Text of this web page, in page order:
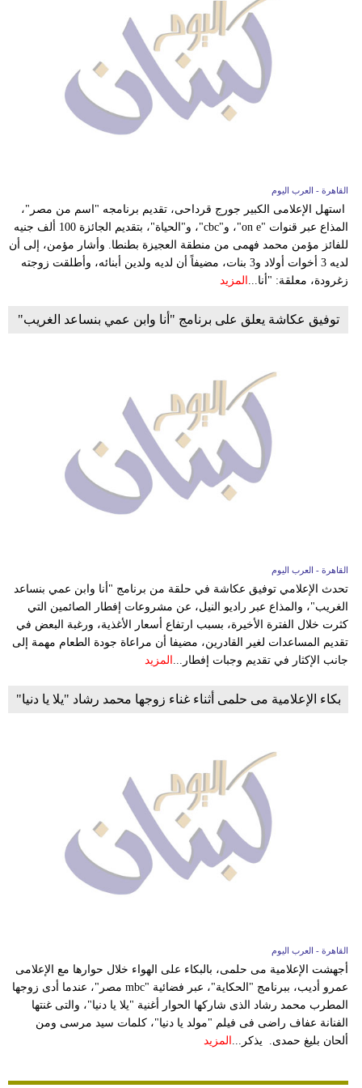
القاهرة - العرب اليوم
استهل الإعلامى الكبير جورج قرداحى، تقديم برنامجه "اسم من مصر"،
المذاع عبر قنوات "on e"، و"cbc"، و"الحياة"، بتقديم الجائزة 100 ألف جنيه
للفائز مؤمن محمد فهمى من منطقة العجيزة بطنطا. وأشار مؤمن، إلى أن
لديه 3 أخوات أولاد و3 بنات، مضيفاً أن لديه ولدين أبنائه، وأطلقت زوجته
زغرودة، معلقة: "أنا... المزيد
توفيق عكاشة يعلق على برنامج "أنا وابن عمي بنساعد الغريب"
القاهرة - العرب اليوم
تحدث الإعلامي توفيق عكاشة في حلقة من برنامج "أنا وابن عمي بنساعد
الغريب"، والمذاع عبر راديو النيل، عن مشروعات إفطار الصائمين التي
كثرت خلال الفترة الأخيرة، بسبب ارتفاع أسعار الأغذية، ورغبة البعض في
تقديم المساعدات لغير القادرين، مضيفا أن مراعاة جودة الطعام مهمة إلى
جانب الإكثار في تقديم وجبات إفطار... المزيد
بكاء الإعلامية مى حلمى أثناء غناء زوجها محمد رشاد "يلا يا دنيا"
القاهرة - العرب اليوم
أجهشت الإعلامية مى حلمى، بالبكاء على الهواء خلال حوارها مع الإعلامى
عمرو أديب، ببرنامج "الحكاية"، عبر فضائية "mbc مصر"، عندما أدى زوجها
المطرب محمد رشاد الذى شاركها الحوار أغنية "يلا يا دنيا"، والتى غنتها
الفنانة عفاف راضى فى فيلم "مولد يا دنيا"، كلمات سيد مرسى ومن
ألحان بليغ حمدى. يذكر... المزيد